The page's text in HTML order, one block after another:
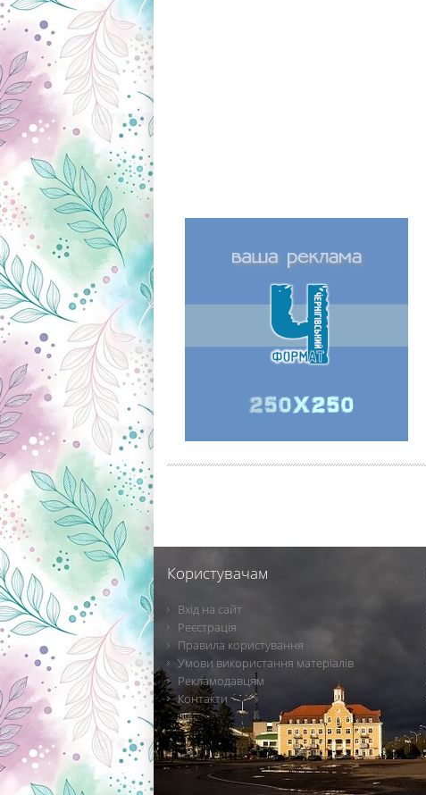
Користувачам
Вхід на сайт
Реєстрація
Правила користування
Умови використання матеріалів
Рекламодавцям
Контакти